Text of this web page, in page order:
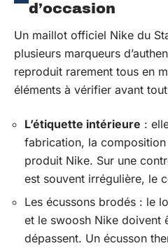
d’occasion
Un maillot officiel Nike du
plusieurs marqueurs
reproduit rarement tous en
éléments à vérifier avant
L’étiquette intérieure :
fabrication, la
produit Nike. Sur une
est souvent irrégulière, le
Les écussons brodés : le
et le swoosh Nike doivent
dépassent. Un écusson